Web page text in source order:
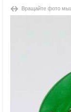
Вращайте фото